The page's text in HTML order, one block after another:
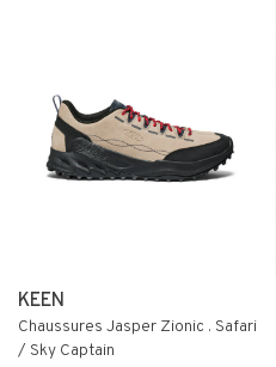
KEEN
Chaussures Jasper Zionic . Safari
/ Sky Captain